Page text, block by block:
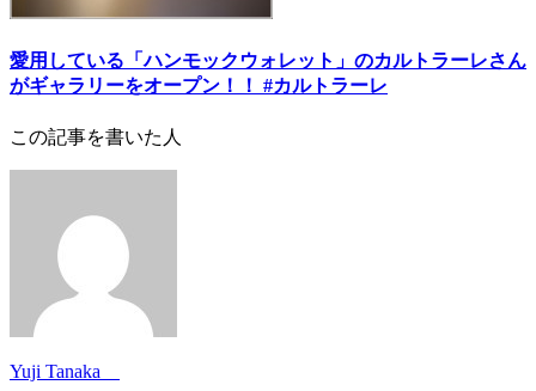
愛用している「ハンモックウォレット」のカルトラーレさん
がギャラリーをオープン！！ #カルトラーレ
この記事を書いた人
Yuji Tanaka